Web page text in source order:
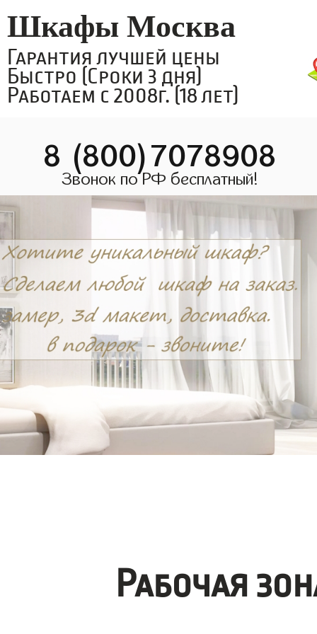
Шкафы Москва
Гарантия лучшей цены
Быстро (Сроки 3 дня)
Работаем с 2008г. (18 лет)
8 (800)7078908
Звонок по РФ бесплатный!
Рабочая